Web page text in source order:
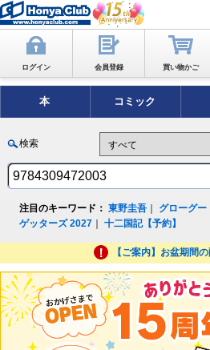
ログイン 会員登録 買い物かご
本 コミック
検索
注目のキーワード： 東野圭吾 グローグー
ゲッターズ 2027 ｜十二国記【予約】
【ご案内】お盆期間